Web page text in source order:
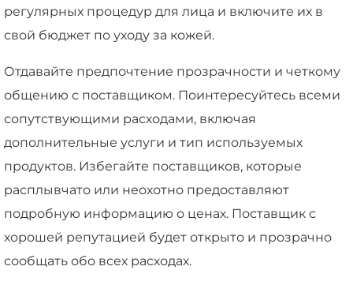
регулярных процедур для лица и включите их в
свой бюджет по уходу за кожей.
Отдавайте предпочтение прозрачности и четкому
общению с поставщиком. Поинтересуйтесь всеми
сопутствующими расходами, включая
дополнительные услуги и тип используемых
продуктов. Избегайте поставщиков, которые
расплывчато или неохотно предоставляют
подробную информацию о ценах. Поставщик с
хорошей репутацией будет открыто и прозрачно
сообщать обо всех расходах.